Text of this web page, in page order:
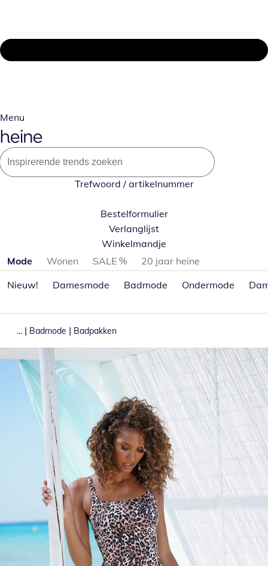
Menu
Trefwoord / artikelnummer
Bestelformulier
Verlanglijst
Winkelmandje
Productcategorieën overslaan
Mode Wonen SALE %
20 jaar heine
Nieuw!
Damesmode Badmode Ondermode
... | Badmode | Badpakken